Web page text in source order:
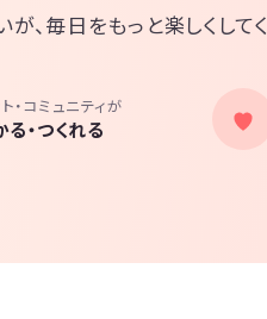
、毎日をもっと楽しくしてく
・コミュニティが
る・つくれる